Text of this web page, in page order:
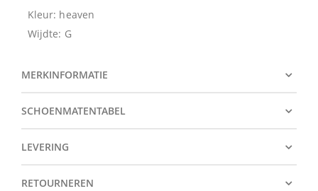
Kleur: heaven
Wijdte: G
MERKINFORMATIE
SCHOENMATENTABEL
LEVERING
RETOURNEREN